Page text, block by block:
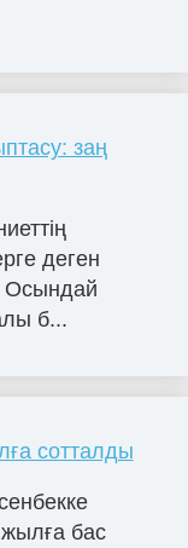
заң
деген
Осындай
б...
сотталды
бас